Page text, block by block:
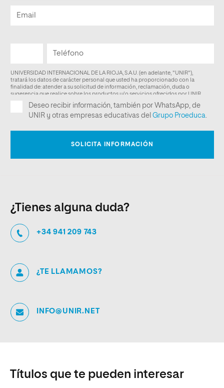
¿Tienes alguna duda?
+34 941 209 743
¿TE LLAMAMOS?
INFO@UNIR.NET
Títulos que te pueden interesar